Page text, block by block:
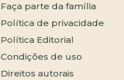
Faça parte da família
Política de privacidade
Política Editorial
Condições de uso
Direitos autorais